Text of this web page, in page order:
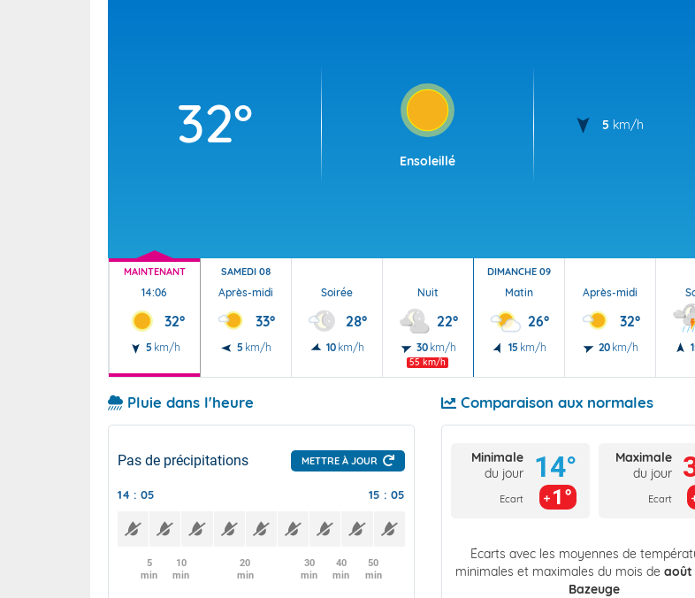
32°
Ensoleillé
5 km/h
MAINTENANT
14:06
32°
5 km/h
SAMEDI 08
Après-midi
33°
5 km/h
Soirée
28°
10 km/h
Nuit
22°
30 km/h
55 km/h
DIMANCHE 09
Matin
26°
15 km/h
Après-midi
32°
20 km/h
Pluie dans l'heure
Pas de précipitations METTRE À JOUR
14 : 05 15 : 05
5
min
10
min
20
min
30
min
40
min
50
min
Comparaison aux normales
Minimale
du jour
Ecart
14°
1°
Maximale
du jour
Ecart
Écarts avec les moyennes de
minimales et maximales du mois deaoût
Bazeuge